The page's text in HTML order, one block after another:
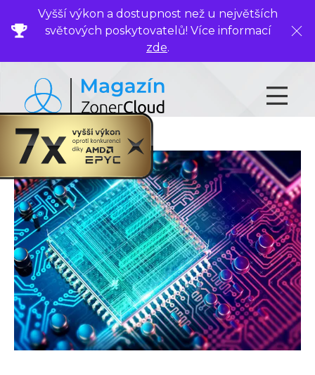
Vyšší výkon a dostupnost než u největších
světových poskytovatelů! Více informací
zde.